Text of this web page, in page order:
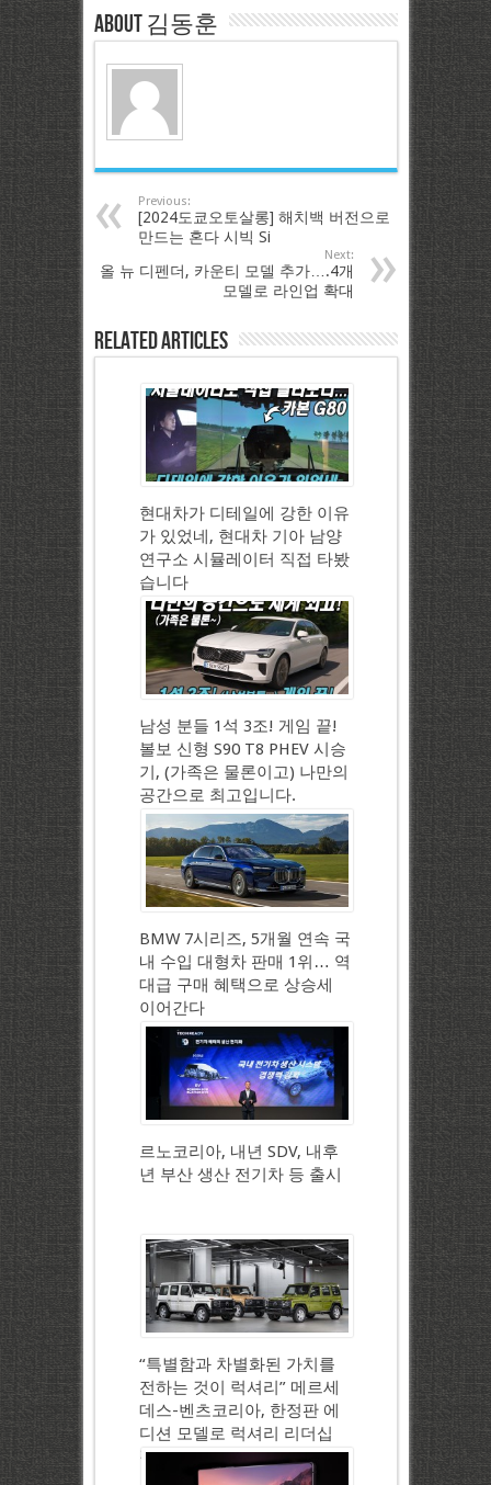
About 김동훈
Previous:
[2024도쿄오토살롱] 해치백 버전으로
만드는 혼다 시빅 Si
Next:
올 뉴 디펜더, 카운티 모델 추가….4개
모델로 라인업 확대
Related Articles
현대차가 디테일에 강한 이유
가 있었네, 현대차 기아 남양
연구소 시뮬레이터 직접 타봤
습니다
남성 분들 1석 3조! 게임 끝!
볼보 신형 S90 T8 PHEV 시승
기, (가족은 물론이고) 나만의
공간으로 최고입니다.
BMW 7시리즈, 5개월 연속 국
내 수입 대형차 판매 1위… 역
대급 구매 혜택으로 상승세
이어간다
르노코리아, 내년 SDV, 내후
년 부산 생산 전기차 등 출시
“특별함과 차별화된 가치를
전하는 것이 럭셔리” 메르세
데스-벤츠코리아, 한정판 에
디션 모델로 럭셔리 리더십
강화